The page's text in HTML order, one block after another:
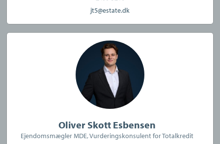
jt5@estate.dk
Oliver Skott Esbensen
Ejendomsmægler MDE, Vurderingskonsulent for Totalkredit